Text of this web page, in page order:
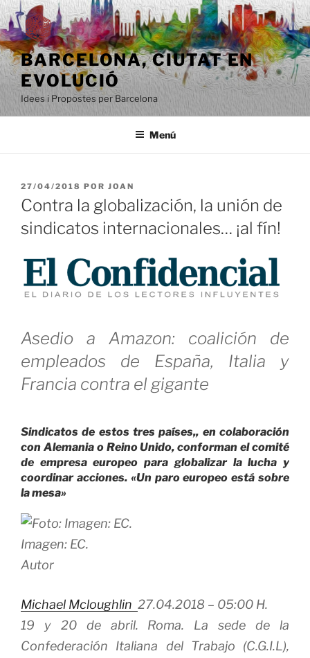
Saltar
al
contenido
BARCELONA, ​​CIUTAT EN
EVOLUCIÓ
Idees i Propostes per Barcelona
Menú
PUBLICADO
EL
27/04/2018 POR JOAN
Contra la globalización, la unión de
sindicatos internacionales… ¡al fín!
Asedio a Amazon: coalición de
empleados de España, Italia y
Francia contra el gigante
Sindicatos de estos tres países,, en colaboración
con Alemania o Reino Unido, conforman el comité
de empresa europeo para globalizar la lucha y
coordinar acciones. «Un paro europeo está sobre
la mesa»
Imagen: EC.
Autor
Michael Mcloughlin 27.04.2018 – 05:00 H.
19 y 20 de abril. Roma. La sede de la
Confederación Italiana del Trabajo (C.G.I.L),